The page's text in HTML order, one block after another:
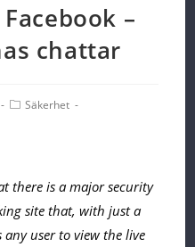
–
chattar
PostSäkerhet
there is a major security
site that, with just a
any user to view the live